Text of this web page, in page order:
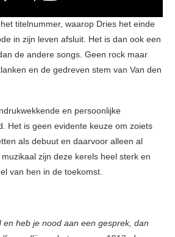
titelnummer, waarop Dries het einde
in zijn leven afsluit. Het is dan ook een
de andere songs. Geen rock maar
en de gedreven stem van Van den
en persoonlijke
Het is geen evidente keuze om zoiets
als debuut en daarvoor alleen al
zijn deze kerels heel sterk en
van hen in de toekomst.
en heb je nood aan een gesprek, dan